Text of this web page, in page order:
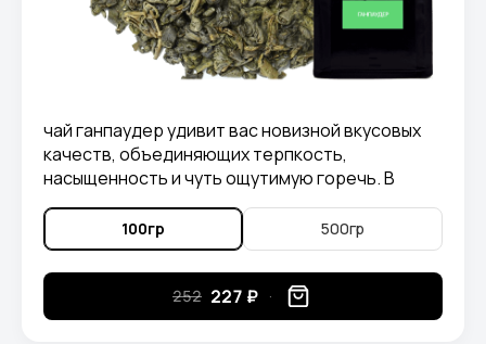
чай ганпаудер удивит вас новизной вкусовых
качеств, объединяющих терпкость,
насыщенность и чуть ощутимую горечь. В
аромате вы уловите легкие нотки дымка и
сухофруктов.
100гр 500гр
252 227 ₽